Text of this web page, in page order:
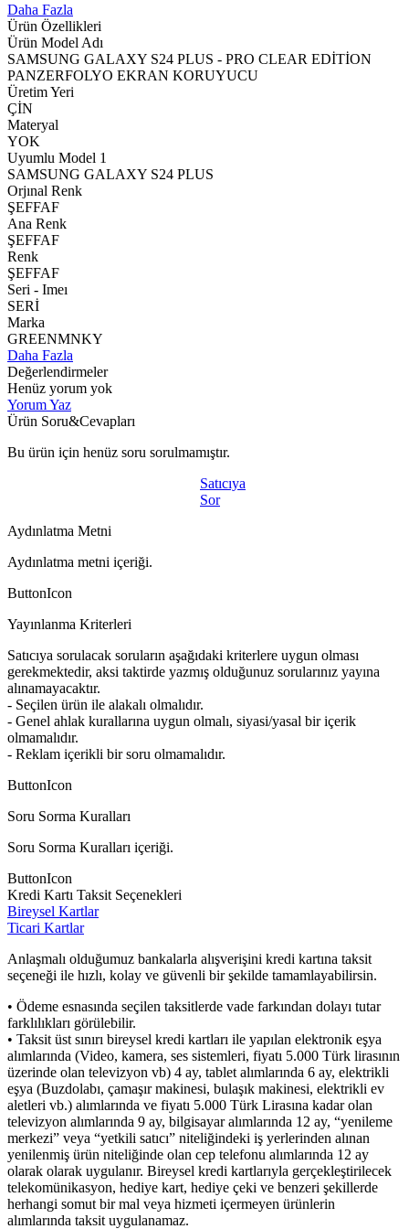
Daha Fazla
Ürün Özellikleri
Ürün Model Adı
SAMSUNG GALAXY S24 PLUS - PRO CLEAR EDİTİON
PANZERFOLYO EKRAN KORUYUCU
Üretim Yeri
ÇİN
Materyal
YOK
Uyumlu Model 1
SAMSUNG GALAXY S24 PLUS
Orjınal Renk
ŞEFFAF
Ana Renk
ŞEFFAF
Renk
ŞEFFAF
Seri - Imeı
SERİ
Marka
GREENMNKY
Daha Fazla
Değerlendirmeler
Henüz yorum yok
Yorum Yaz
Ürün Soru&Cevapları
Bu ürün için henüz soru sorulmamıştır.
Satıcıya
Sor
Aydınlatma Metni
Aydınlatma metni içeriği.
ButtonIcon
Yayınlanma Kriterleri
Satıcıya sorulacak soruların aşağıdaki kriterlere uygun olması
gerekmektedir, aksi taktirde yazmış olduğunuz sorularınız yayına
alınamayacaktır.
- Seçilen ürün ile alakalı olmalıdır.
- Genel ahlak kurallarına uygun olmalı, siyasi/yasal bir içerik
olmamalıdır.
- Reklam içerikli bir soru olmamalıdır.
ButtonIcon
Soru Sorma Kuralları
Soru Sorma Kuralları içeriği.
ButtonIcon
Kredi Kartı Taksit Seçenekleri
Bireysel Kartlar
Ticari Kartlar
Anlaşmalı olduğumuz bankalarla alışverişini kredi kartına taksit
seçeneği ile hızlı, kolay ve güvenli bir şekilde tamamlayabilirsin.
• Ödeme esnasında seçilen taksitlerde vade farkından dolayı tutar
farklılıkları görülebilir.
• Taksit üst sınırı bireysel kredi kartları ile yapılan elektronik eşya
alımlarında (Video, kamera, ses sistemleri, fiyatı 5.000 Türk lirasının
üzerinde olan televizyon vb) 4 ay, tablet alımlarında 6 ay, elektrikli
eşya (Buzdolabı, çamaşır makinesi, bulaşık makinesi, elektrikli ev
aletleri vb.) alımlarında ve fiyatı 5.000 Türk Lirasına kadar olan
televizyon alımlarında 9 ay, bilgisayar alımlarında 12 ay, “yenileme
merkezi” veya “yetkili satıcı” niteliğindeki iş yerlerinden alınan
yenilenmiş ürün niteliğinde olan cep telefonu alımlarında 12 ay
olarak olarak uygulanır. Bireysel kredi kartlarıyla gerçekleştirilecek
telekomünikasyon, hediye kart, hediye çeki ve benzeri şekillerde
herhangi somut bir mal veya hizmeti içermeyen ürünlerin
alımlarında taksit uygulanamaz.